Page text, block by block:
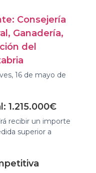
Consejería
Ganadería,
del
16 de mayo de
1.215.000€
recibir un importe
superior a